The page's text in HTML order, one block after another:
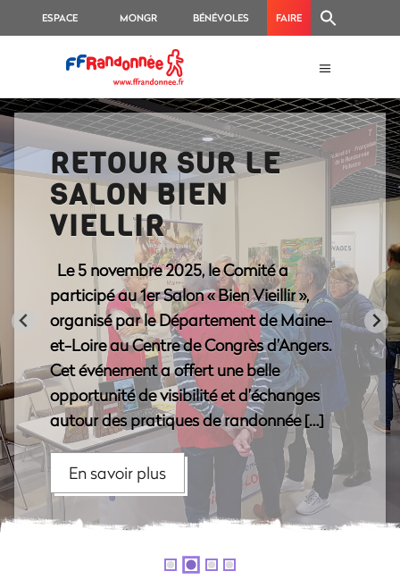
ESPACE
FÉDÉRAL
MONGR BÉNÉVOLES FAIRE
RETOUR SUR LE
SALON BIEN
VIELLIR
Le 5 novembre 2025, le Comité a
participé au 1er Salon « Bien Vieillir »,
organisé par le Département de Maine-
et-Loire au Centre de Congrès d’Angers.
Cet événement a offert une belle
opportunité de visibilité et d’échanges
autour des pratiques de randonnée […]
En savoir plus